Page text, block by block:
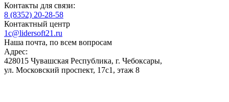
Контакты для связи:
8 (8352) 20-28-58
Контактный центр
1c@lidersoft21.ru
Наша почта, по всем вопросам
Адрес:
428015 Чувашская Республика, г. Чебоксары,
ул. Московский проспект, 17с1, этаж 8